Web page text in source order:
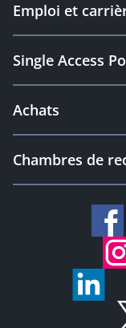
Emploi et
Single Access
Achats
Chambres de